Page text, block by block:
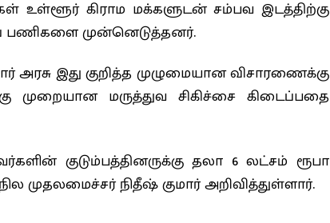
உள்ளூர் கிராம மக்களுடன் சம்பவ இடத்திற்கு
பணிகளை முன்னெடுத்தனர்.
அரசு இது குறித்த முழுமையான விசாரணைக்கு
முறையான மருத்துவ சிகிச்சை கிடைப்பதை
குடும்பத்தினருக்கு தலா 6 லட்சம் ரூபா
நிதீஷ் குமார் அறிவித்துள்ளார்.